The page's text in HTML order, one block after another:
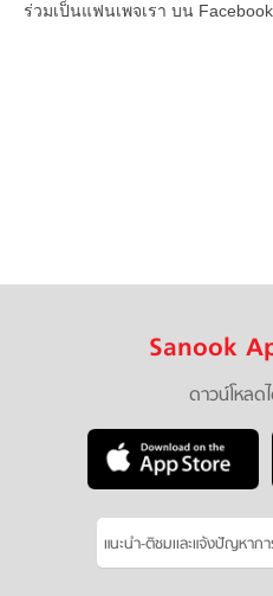
ร่วมเป็นแฟนเพจเรา บน
Sanook
ดาวน์โหลด
แนะนำ-ติชมเเละแจ้งปัญหากา